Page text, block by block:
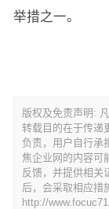
举措之一。
版权及免责声明:
转载目的在于传递
负责，用户自行承
焦企业网的内容可
反馈，并提供相关
后，会采取相应措
http://